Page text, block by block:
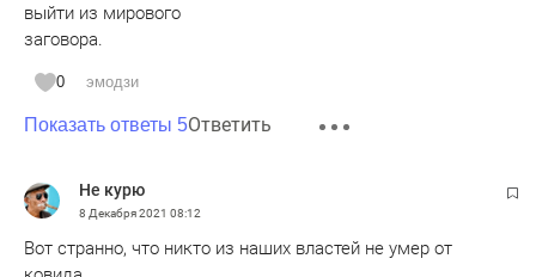
выйти из мирового
заговора.
0 эмодзи
Показать ответы 5Ответить
Не курю
8 Декабря 2021 08:12
Вот странно, что никто из наших властей не умер от